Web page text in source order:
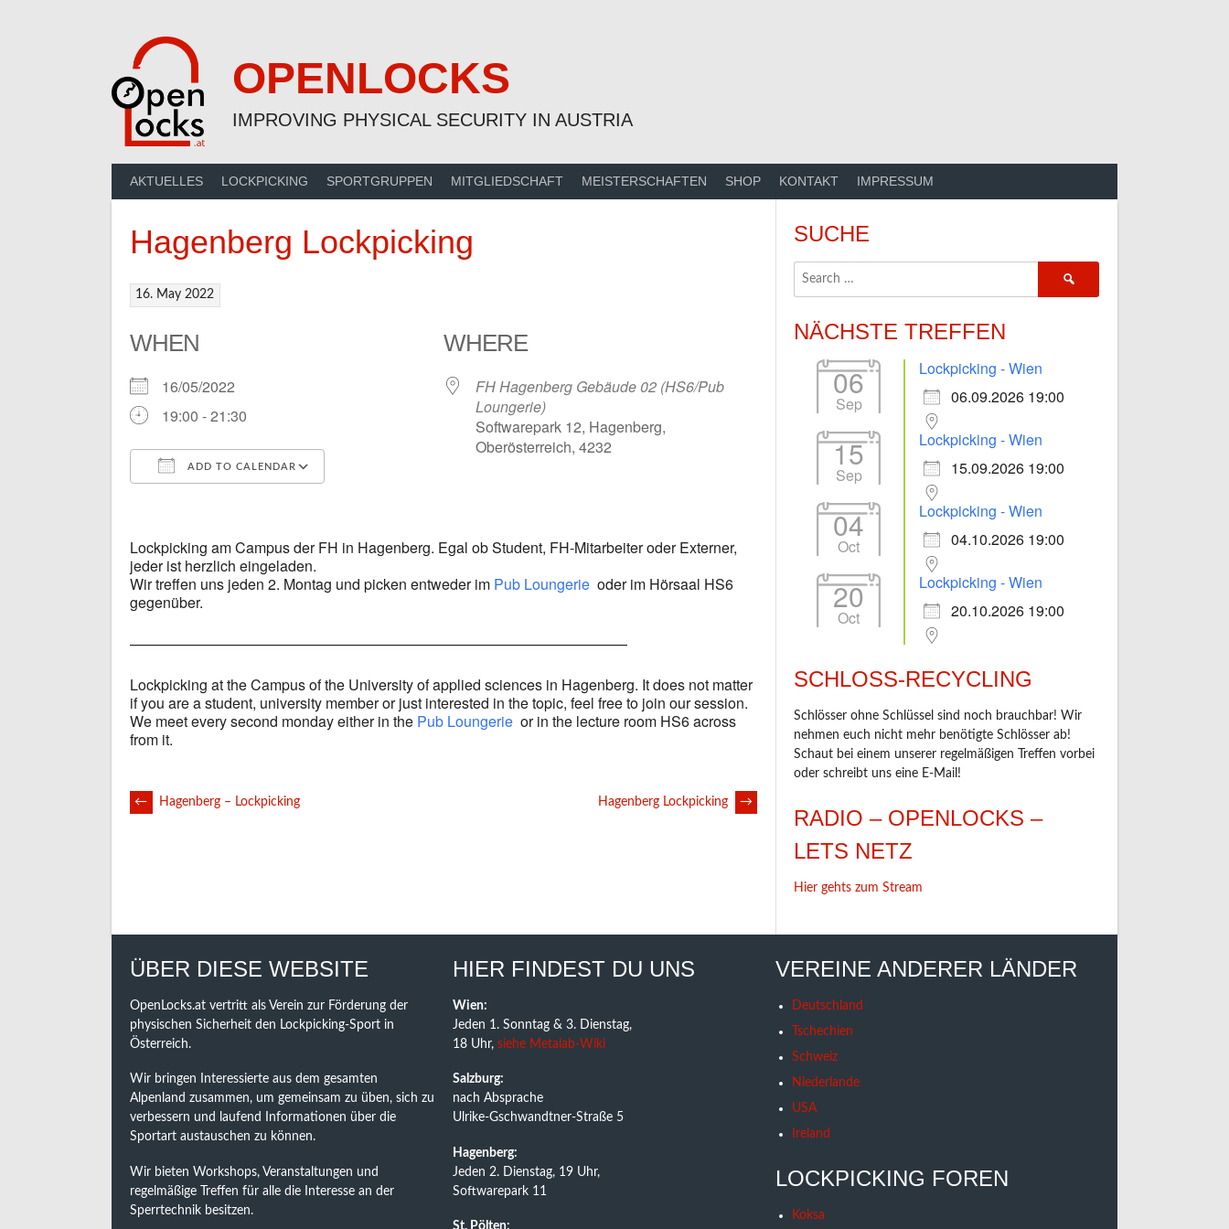
OPENLOCKS
IMPROVING PHYSICAL SECURITY IN AUSTRIA
AKTUELLES LOCKPICKING SPORTGRUPPEN MITGLIEDSCHAFT MEISTERSCHAFTEN SHOP KONTAKT IMPRESSUM
Hagenberg Lockpicking
16. May 2022
WHEN
16/05/2022
19:00 - 21:30
ADD TO CALENDAR
Outlook Live
WHERE
FH Hagenberg Gebäude 02 (HS6/Pub
Loungerie)
Softwarepark 12, Hagenberg,
Oberösterreich, 4232
Lockpicking am Campus der FH in Hagenberg. Egal ob Student, FH-Mitarbeiter oder Externer,
jeder ist herzlich eingeladen.
Wir treffen uns jeden 2. Montag und picken entweder im Pub Loungerie oder im Hörsaal HS6
gegenüber.
——————————————————————————————————
Lockpicking at the Campus of the University of applied sciences in Hagenberg. It does not matter
if you are a student, university member or just interested in the topic, feel free to join our session.
We meet every second monday either in the Pub Loungerie or in the lecture room HS6 across
from it.
POST
← Hagenberg – Lockpicking Hagenberg Lockpicking →
SUCHE
NÄCHSTE TREFFEN
06
Sep
Lockpicking - Wien
06.09.2026 19:00
15
Sep
Lockpicking - Wien
15.09.2026 19:00
04
Oct
Lockpicking - Wien
04.10.2026 19:00
20
Oct
Lockpicking - Wien
20.10.2026 19:00
SCHLOSS-RECYCLING
Schlösser ohne Schlüssel sind noch brauchbar! Wir
nehmen euch nicht mehr benötigte Schlösser ab!
Schaut bei einem unserer regelmäßigen Treffen vorbei
oder schreibt uns eine E-Mail!
RADIO – OPENLOCKS –
LETS NETZ
Hier gehts zum Stream
ÜBER DIESE WEBSITE
OpenLocks.at vertritt als Verein zur Förderung der
physischen Sicherheit den Lockpicking-Sport in
Österreich.
Wir bringen Interessierte aus dem gesamten
Alpenland zusammen, um gemeinsam zu üben, sich zu
verbessern und laufend Informationen über die
Sportart austauschen zu können.
Wir bieten Workshops, Veranstaltungen und
regelmäßige Treffen für alle die Interesse an der
Sperrtechnik besitzen.
HIER FINDEST DU UNS
Wien:
Jeden 1. Sonntag & 3. Dienstag,
18 Uhr, siehe Metalab-Wiki
Salzburg:
nach Absprache
Ulrike-Gschwandtner-Straße 5
Hagenberg:
Jeden 2. Dienstag, 19 Uhr,
Softwarepark 11
St. Pölten:
VEREINE ANDERER LÄNDER
Deutschland
Tschechien
Schweiz
Niederlande
USA
Ireland
LOCKPICKING FOREN
Koksa